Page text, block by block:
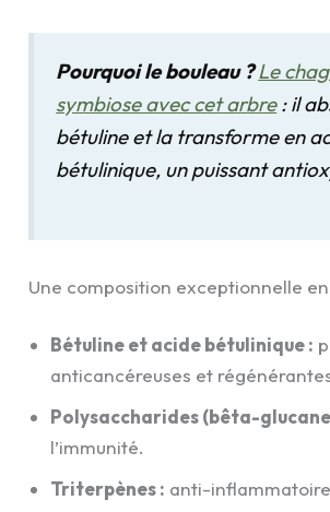
Pourquoi le bouleau ?Le
symbiose avec cet arbre: il
bétuline et la transforme en
bétulinique, un puissant
Une composition exceptionnelle
Bétuline et acide bétulinique :
anticancéreuses et
Polysaccharides (bêta-
l’immunité.
Triterpènes : anti-